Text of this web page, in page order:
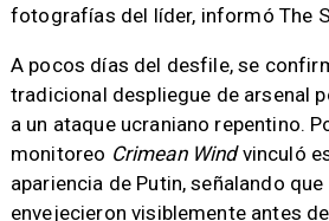
fotografías del líder, informó The
A pocos días del desfile, se
tradicional despliegue de arsenal
a un ataque ucraniano repentino.
monitoreo Crimean Windvinculó
apariencia de Putin, señalando
envejecieron visiblemente antes